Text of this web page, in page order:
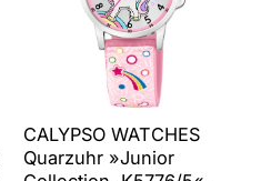
CALYPSO WATCHES
Quarzuhr »Junior